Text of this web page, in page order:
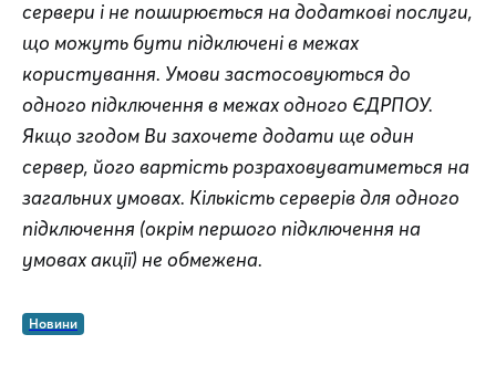
сервери і не поширюється на додаткові послуги,
що можуть бути підключені в межах
користування. Умови застосовуються до
одного підключення в межах одного ЄДРПОУ.
Якщо згодом Ви захочете додати ще один
сервер, його вартість розраховуватиметься на
загальних умовах. Кількість серверів для одного
підключення (окрім першого підключення на
умовах акції) не обмежена.
Новини